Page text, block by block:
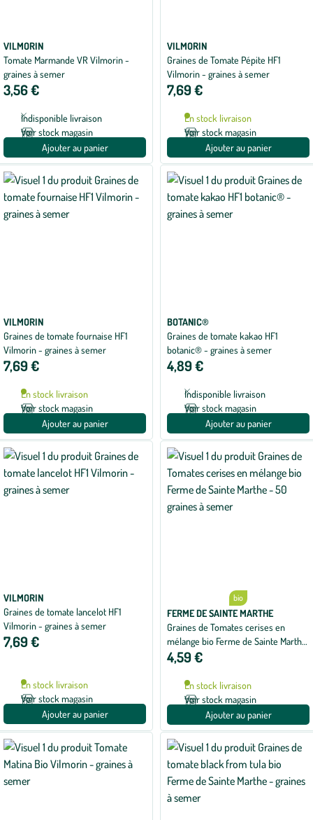
VILMORIN
Tomate Marmande VR Vilmorin -
graines à semer
3,56 €
Indisponible livraison
Voir stock magasin
Ajouter au panier
VILMORIN
Graines de Tomate Pépite HF1
Vilmorin - graines à semer
7,69 €
En stock livraison
Voir stock magasin
Ajouter au panier
VILMORIN
Graines de tomate fournaise HF1
Vilmorin - graines à semer
7,69 €
En stock livraison
Voir stock magasin
Ajouter au panier
BOTANIC®
Graines de tomate kakao HF1
botanic® - graines à semer
4,89 €
Indisponible livraison
Voir stock magasin
Ajouter au panier
VILMORIN
Graines de tomate lancelot HF1
Vilmorin - graines à semer
7,69 €
En stock livraison
Voir stock magasin
Ajouter au panier
bio
FERME DE SAINTE MARTHE
Graines de Tomates cerises en
mélange bio Ferme de Sainte Marthe
- 50 graines à semer
4,59 €
En stock livraison
Voir stock magasin
Ajouter au panier